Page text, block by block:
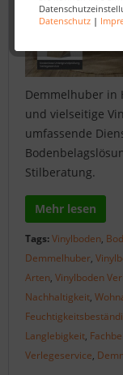
Datenschutz|
Demmelhuber in
und vielseitige
umfassende
Stilberatung.
Mehr lesen
Tags:Vinylboden,
Demmelhuber,
Arten, Vinylboden
Nachhaltigkeit,
Langlebigkeit,
Verlegeservice,